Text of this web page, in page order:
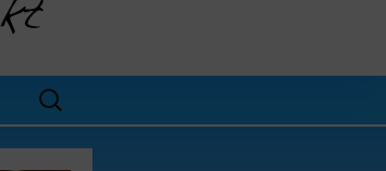
Suchen
nach: